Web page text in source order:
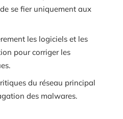
se fier uniquement aux
les logiciels et les
pour corriger les
du réseau principal
des malwares.